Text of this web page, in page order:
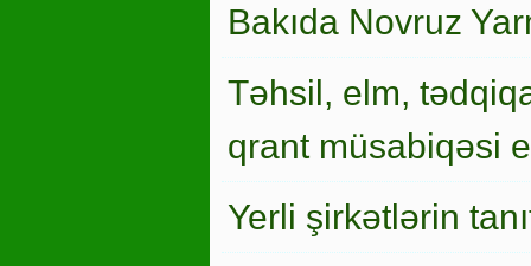
Bakıda Novruz
Təhsil, elm,
qrant müsabiqəsi
Yerli şirkətlərin